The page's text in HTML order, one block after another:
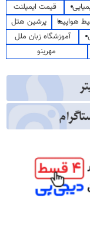
قیمت ایمپلنت
هواپیما
پرشین هتل
آموزشگاه زبان ملل
مهرینو